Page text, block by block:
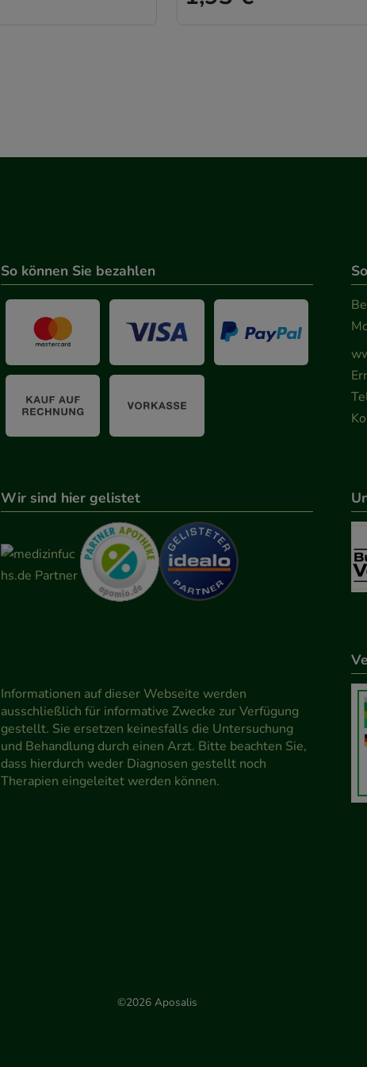
So können Sie bezahlen
Wir sind hier gelistet
Informationen auf dieser Webseite werden
ausschließlich für informative Zwecke zur Verfügung
gestellt. Sie ersetzen keinesfalls die Untersuchung
und Behandlung durch einen Arzt. Bitte beachten Sie,
dass hierdurch weder Diagnosen gestellt noch
Therapien eingeleitet werden können.
©2026 Aposalis